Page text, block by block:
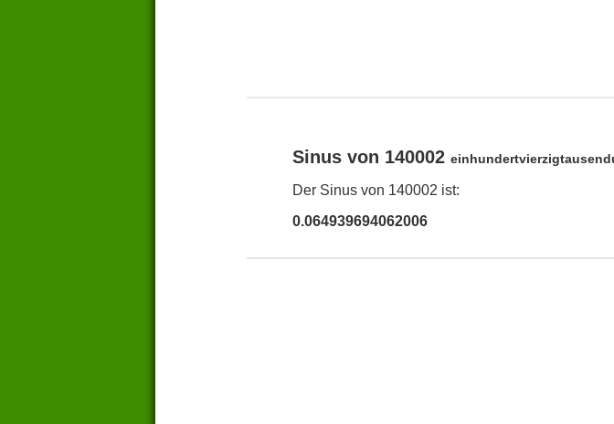
Sinus von 140002
Der Sinus von 140002 ist:
0.064939694062006